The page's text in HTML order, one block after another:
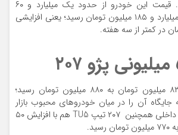
قیمت را داشته است. قیمت این خودرو از حدود یک میلیارد و ۶۰
میلیون تومان به یک میلیارد و ۱۸۵ میلیون تومان رسید؛ یعنی افزایشی
۲۰۷ دنده‌ای نیز از ۸۳۰ میلیون تومان به ۸۸۰ میلیون تومان رسید؛
که جایگاه آن را در میان خودروهای محبوب بازار
تقویت می‌کند. در بازار داخلی همچنین ۲۰۷ تیپ TU5 هم با افزایش ۵۰